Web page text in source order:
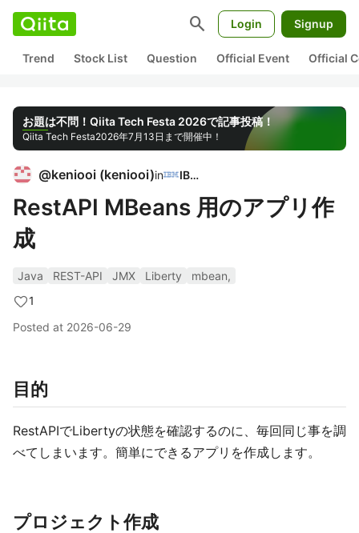
search Login Signup
Trend Stock List Question Official Event Official
お題は不問！Qiita Tech Festa 2026で記事投稿！
Qiita Tech Festa2026年7月13日まで開催中！
@keniooi (keniooi)in IBM
RestAPI MBeans 用のアプリ作
成
Java REST-API JMX Liberty
mbean,
1
Posted at 2026-06-29
目的
RestAPIでLibertyの状態を確認するのに、毎回同じ事を調
べてしまいます。簡単にできるアプリを作成します。
プロジェクト作成